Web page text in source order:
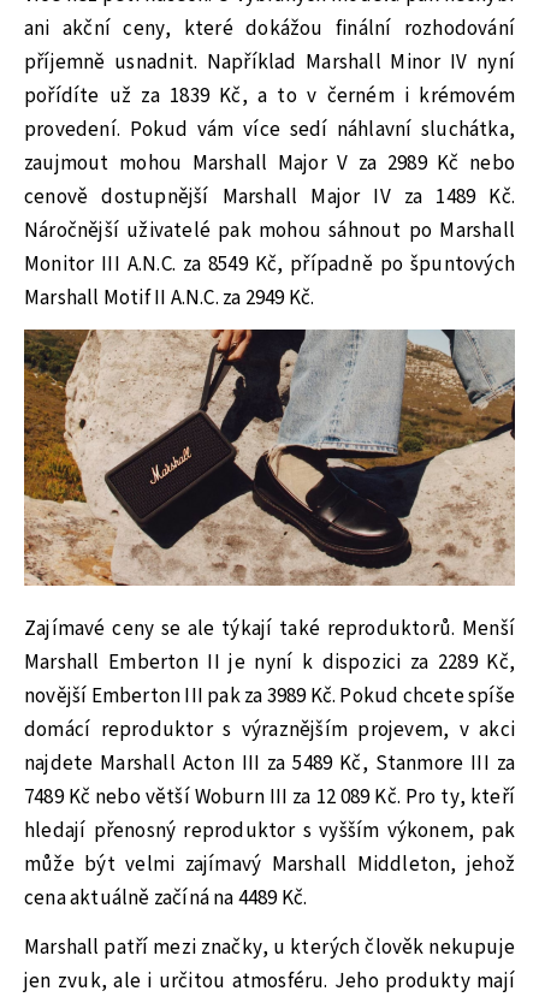
ani akční ceny, které dokážou finální rozhodování
příjemně usnadnit. Například Marshall Minor IV nyní
pořídíte už za 1839 Kč, a to v černém i krémovém
provedení. Pokud vám více sedí náhlavní sluchátka,
zaujmout mohou Marshall Major V za 2989 Kč nebo
cenově dostupnější Marshall Major IV za 1489 Kč.
Náročnější uživatelé pak mohou sáhnout po Marshall
Monitor III A.N.C. za 8549 Kč, případně po špuntových
Marshall Motif II A.N.C. za 2949 Kč.
Zajímavé ceny se ale týkají také reproduktorů. Menší
Marshall Emberton II je nyní k dispozici za 2289 Kč,
novější Emberton III pak za 3989 Kč. Pokud chcete spíše
domácí reproduktor s výraznějším projevem, v akci
najdete Marshall Acton III za 5489 Kč, Stanmore III za
7489 Kč nebo větší Woburn III za 12 089 Kč. Pro ty, kteří
hledají přenosný reproduktor s vyšším výkonem, pak
může být velmi zajímavý Marshall Middleton, jehož
cena aktuálně začíná na 4489 Kč.
Marshall patří mezi značky, u kterých člověk nekupuje
jen zvuk, ale i určitou atmosféru. Jeho produkty mají